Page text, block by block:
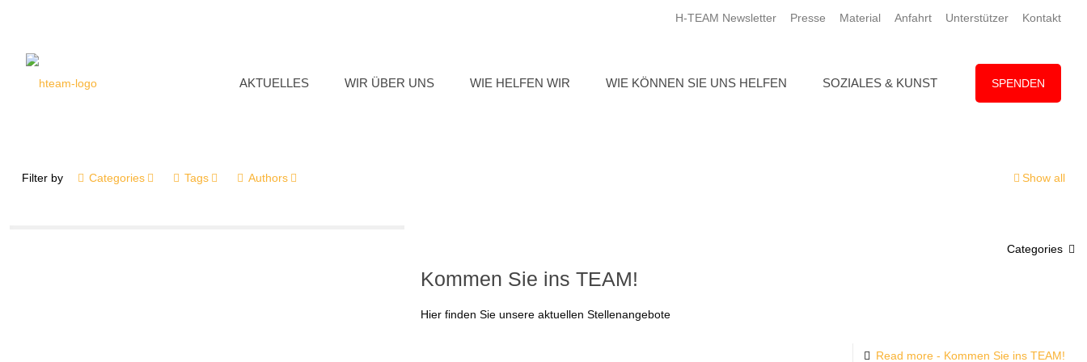
H-TEAM Newsletter Presse Material Anfahrt Unterstützer Kontakt
AKTUELLES WIR ÜBER UNS WIE HELFEN WIR WIE KÖNNEN SIE UNS HELFEN SOZIALES & KUNST SPENDEN
Filter by Categories Tags Authors Show all
Categories
Kommen Sie ins TEAM!
Hier finden Sie unsere aktuellen Stellenangebote
Read more- Kommen Sie ins TEAM!